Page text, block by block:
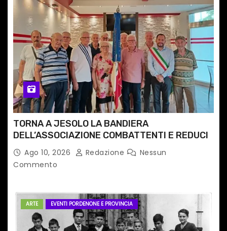
TORNA A JESOLO LA BANDIERA
DELL’ASSOCIAZIONE COMBATTENTI E REDUCI
Ago 10, 2026 Redazione
Nessun
Commento
ARTE EVENTI PORDENONE E PROVINCIA